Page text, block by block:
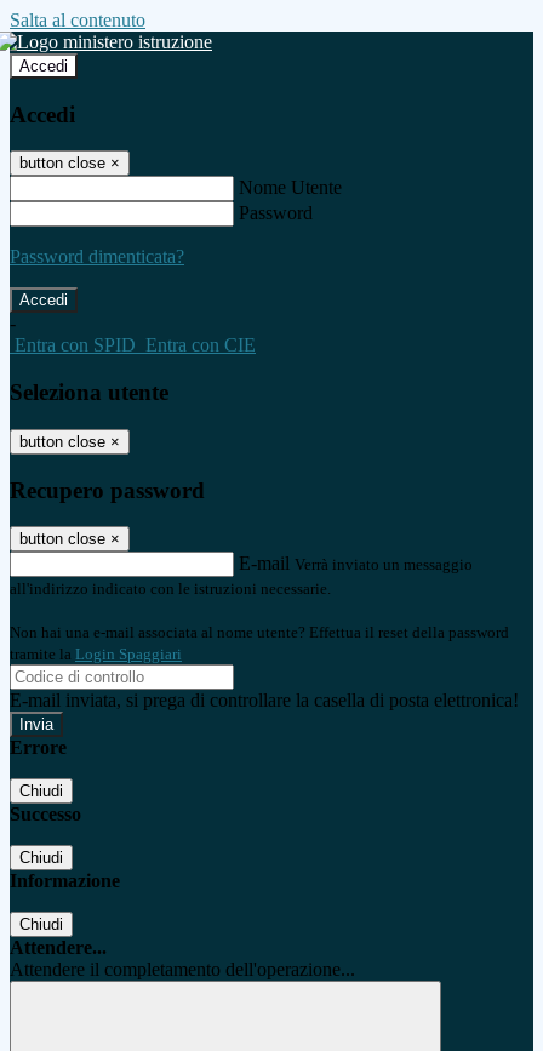
Salta al contenuto
Accedi
Accedi
button close ×
Nome Utente
Password
Password dimenticata?
-
Entra con SPID Entra con CIE
Seleziona utente
button close ×
Recupero password
button close ×
E-mail Verrà inviato un messaggio
all'indirizzo indicato con le istruzioni necessarie.
Non hai una e-mail associata al nome utente? Effettua il reset della password
tramite la Login Spaggiari
E-mail inviata, si prega di controllare la casella di posta elettronica!
Errore
Chiudi
Successo
Chiudi
Informazione
Chiudi
Attendere...
Attendere il completamento dell'operazione...